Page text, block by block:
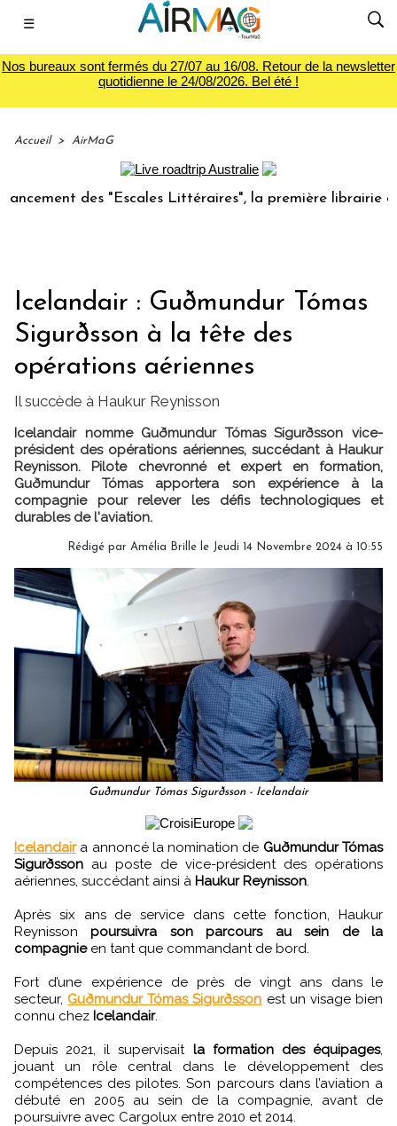
☰
Nos bureaux sont fermés du 27/07 au 16/08. Retour de la newsletter
quotidienne le 24/08/2026. Bel été !
Accueil > AirMaG
des "Escales Littéraires", la première librairie du
Icelandair : Guðmundur Tómas
Sigurðsson à la tête des
opérations aériennes
Il succède à Haukur Reynisson
Icelandair nomme Guðmundur Tómas Sigurðsson vice-
président des opérations aériennes, succédant à Haukur
Reynisson. Pilote chevronné et expert en formation,
Guðmundur Tómas apportera son expérience à la
compagnie pour relever les défis technologiques et
durables de l'aviation.
Rédigé par Amélia Brille le Jeudi 14 Novembre 2024 à 10:55
Guðmundur Tómas Sigurðsson - Icelandair
Icelandaira annoncé la nomination de Guðmundur Tómas
Sigurðsson au poste de vice-président des opérations
aériennes, succédant ainsi à Haukur Reynisson.
Après six ans de service dans cette fonction, Haukur
Reynissonpoursuivra son parcours au sein de la
compagnieen tant que commandant de bord.
Fort d’une expérience de près de vingt ans dans le
secteur, Guðmundur Tómas Sigurðsson est un visage bien
connu chez Icelandair.
Depuis 2021, il supervisait la formation des équipages,
jouant un rôle central dans le développement des
compétences des pilotes. Son parcours dans l’aviation a
débuté en 2005 au sein de la compagnie, avant de
poursuivre avec Cargolux entre 2010 et 2014.